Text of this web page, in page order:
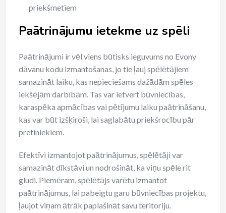
priekšmetiem
Paātrinājumu ietekme uz spēli
Paātrinājumi ir vēl viens būtisks ieguvums no Evony
dāvanu kodu izmantošanas, jo tie ļauj spēlētājiem
samazināt laiku, kas nepieciešams dažādām spēles
iekšējām darbībām. Tas var ietvert būvniecības,
karaspēka apmācības vai pētījumu laiku paātrināšanu,
kas var būt izšķiroši, lai saglabātu priekšrocību pār
pretiniekiem.
Efektīvi izmantojot paātrinājumus, spēlētāji var
samazināt dīkstāvi un nodrošināt, ka viņu spēle rit
gludi. Piemēram, spēlētājs varētu izmantot
paātrinājumus, lai pabeigtu garu būvniecības projektu,
ļaujot viņam ātrāk paplašināt savu teritoriju.